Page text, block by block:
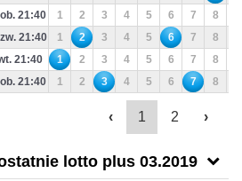
21:40 1 2 3 4 5 6 7 8
21:40 1 2 3 4 5 6 7 8
21:40 1 2 3 4 5 6 7 8
21:40 1 2 3 4 5 6 7 8
‹ 1 2 ›
lotto plus 03.2019